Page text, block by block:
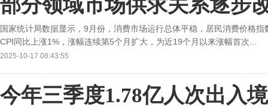
部分领域市场供求关系逐步
国家统计局数据显示，9月份，消费市场运行总体平稳，居民消费价格
CPI同比上涨1%，涨幅连续第5个月扩大，为近19个月以来涨幅首次...
2025-10-17 08:43:55
今年三季度1.78亿人次出入